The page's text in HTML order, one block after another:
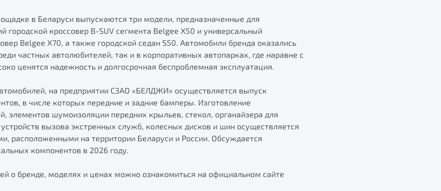
в Беларуси выпускаются три модели, предназначенные для
городской кроссовер B-SUV сегмента Belgee X50 и универсальный
Belgee X70, а также городской седан S50. Автомобили бренда оказались
частных автолюбителей, так и в корпоративных автопарках, где наравне с
ценятся надежность и долгосрочная беспроблемная эксплуатация.
на предприятии СЗАО «БЕЛДЖИ» осуществляется выпуск
в числе которых передние и задние бамперы. Изготовление
элементов шумоизоляции передних крыльев, стекол, органайзера для
вызова экстренных служб, колесных дисков и шин осуществляется
расположенными на территории Беларуси и России. Обсуждается
компонентов в 2026 году.
о бренде, моделях и ценах можно ознакомиться на официальном сайте